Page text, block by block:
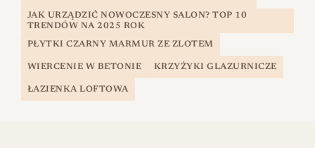
JAK URZĄDZIĆ NOWOCZESNY SALON? TOP 10
TRENDÓW NA 2025 ROK
PŁYTKI CZARNY MARMUR ZE ZLOTEM
WIERCENIE W BETONIE KRZYŻYKI GLAZURNICZE
ŁAZIENKA LOFTOWA